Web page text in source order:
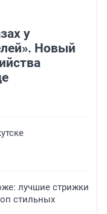
у
Новый
лучшие стрижки
стильных